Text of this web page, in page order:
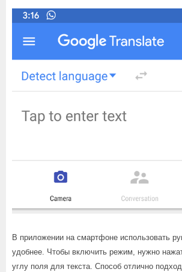
В приложении на смартфоне использовать
удобнее. Чтобы включить режим, нужно
углу поля для текста. Способ отлично